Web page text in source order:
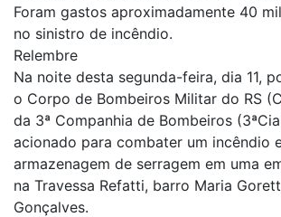
Foram gastos aproximadamente 40
no sinistro de incêndio.
Relembre
Na noite desta segunda-feira, dia 11,
o Corpo de Bombeiros Militar do RS
da 3ª Companhia de Bombeiros
acionado para combater um incêndio
armazenagem de serragem em uma
na Travessa Refatti, barro Maria
Gonçalves.